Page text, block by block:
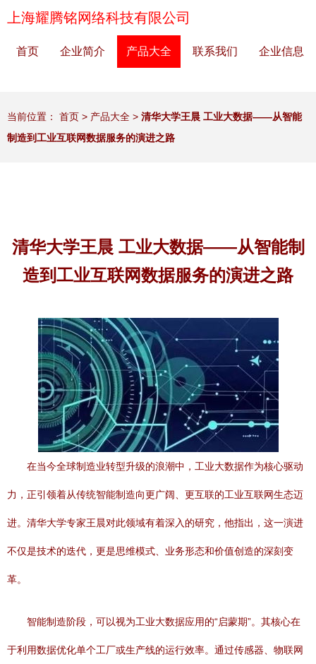
上海耀腾铭网络科技有限公司
首页 企业简介 产品大全 联系我们 企业信息
当前位置： 首页 > 产品大全 > 清华大学王晨 工业大数据——从智能
制造到工业互联网数据服务的演进之路
清华大学王晨 工业大数据——从智能制
造到工业互联网数据服务的演进之路
在当今全球制造业转型升级的浪潮中，工业大数据作为核心驱动
力，正引领着从传统智能制造向更广阔、更互联的工业互联网生态迈
进。清华大学专家王晨对此领域有着深入的研究，他指出，这一演进
不仅是技术的迭代，更是思维模式、业务形态和价值创造的深刻变
革。
智能制造阶段，可以视为工业大数据应用的“启蒙期”。其核心在
于利用数据优化单个工厂或生产线的运行效率。通过传感器、物联网